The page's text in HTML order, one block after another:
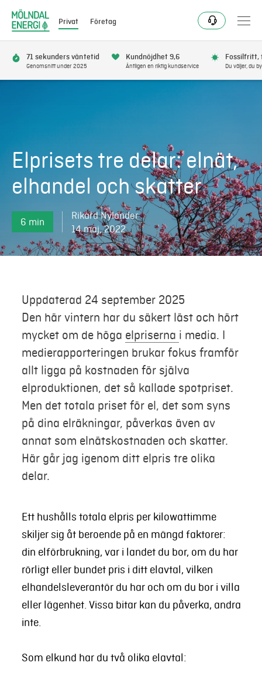
Privat Företag
Förnya
Se avbrott
Få bonus
Elnät
Logga in
Mina sidor
71 sekunders väntetid
Genomsnitt under 2025
Kundnöjdhet 9,6
Äntligen en riktig kundservice
Fossilfritt,
Du väljer, du
Elprisets tre delar: elnät,
elhandel och skatter
6 min
Rikard Nylander
14 maj, 2022
Uppdaterad 24 september 2025
Den här vintern har du säkert läst och hört
mycket om de höga elpriserna i media. I
medierapporteringen brukar fokus framför
allt ligga på kostnaden för själva
elproduktionen, det så kallade spotpriset.
Men det totala priset för el, det som syns
på dina elräkningar, påverkas även av
annat som elnätskostnaden och skatter.
Här går jag igenom ditt elpris tre olika
delar.
Ett hushålls totala elpris per kilowattimme
skiljer sig åt beroende på en mängd faktorer:
din elförbrukning, var i landet du bor, om du har
rörligt eller bundet pris i ditt elavtal, vilken
elhandelsleverantör du har och om du bor i villa
eller lägenhet. Vissa bitar kan du påverka, andra
inte.
Som elkund har du två olika elavtal: